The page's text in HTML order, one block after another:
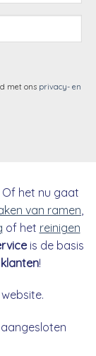
met ons privacy- en
Of het nu gaat
van ramen
of het reinigen
is de basis
!